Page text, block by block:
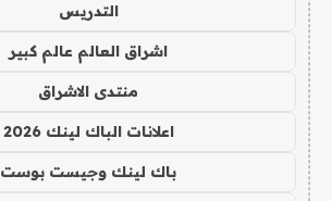
التدريس
اشراق العالم عالم كبير
منتدى الاشراق
اعلانات الباك لينك 2026
باك لينك وجيست بوست